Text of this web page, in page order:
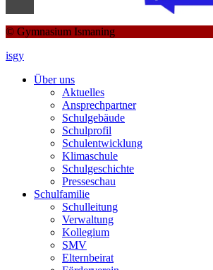
© Gymnasium Ismaning
isgy
Über uns
Aktuelles
Ansprechpartner
Schulgebäude
Schulprofil
Schulentwicklung
Klimaschule
Schulgeschichte
Presseschau
Schulfamilie
Schulleitung
Verwaltung
Kollegium
SMV
Elternbeirat